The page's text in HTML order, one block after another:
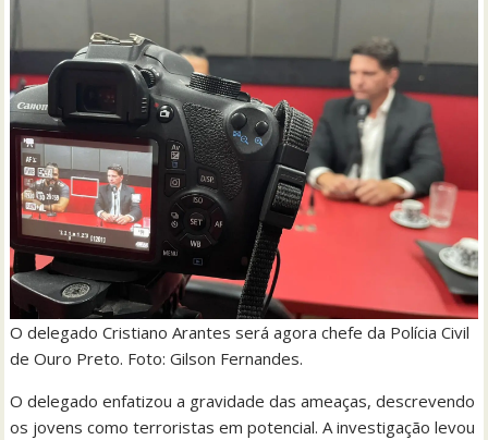
O delegado Cristiano Arantes será agora chefe da Polícia Civil
de Ouro Preto. Foto: Gilson Fernandes.
O delegado enfatizou a gravidade das ameaças, descrevendo
os jovens como terroristas em potencial. A investigação levou